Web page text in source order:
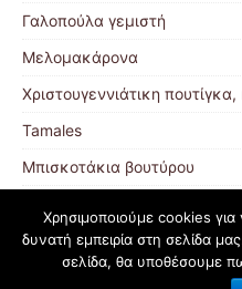
Γαλοπούλα γεμιστή
Μελομακάρονα
Χριστουγεννιάτικη
Tamales
Μπισκοτάκια βουτύρου
Χρησιμοποιούμε cookies
δυνατή εμπειρία στη σελίδα
σελίδα, θα υποθέσουμε